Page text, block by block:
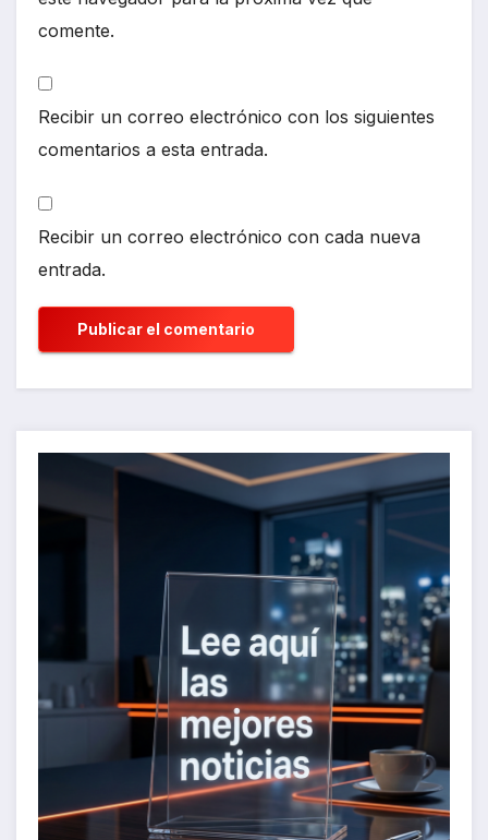
comente.
Recibir un correo electrónico con los siguientes
comentarios a esta entrada.
Recibir un correo electrónico con cada nueva
entrada.